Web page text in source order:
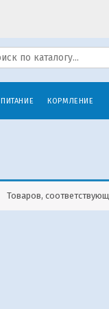
ПИТАНИЕ КОРМЛЕНИЕ
Товаров,